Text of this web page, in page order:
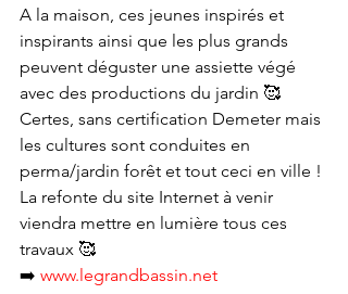
A la maison, ces jeunes inspirés et
inspirants ainsi que les plus grands
peuvent déguster une assiette végé
avec des productions du jardin 🥰
Certes, sans certification Demeter mais
les cultures sont conduites en
perma/jardin forêt et tout ceci en ville !
La refonte du site Internet à venir
viendra mettre en lumière tous ces
travaux 🥰
➡️ www.legrandbassin.net